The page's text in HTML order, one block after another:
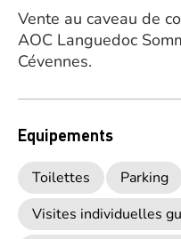
Vente au caveau de
AOC Languedoc
Cévennes.
Equipements
Toilettes
Parking
Visites individuelles